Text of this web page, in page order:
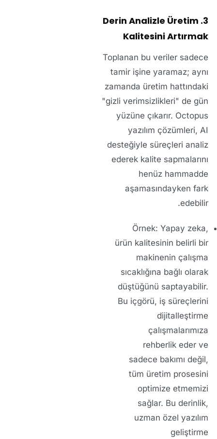
3. Derin Analizle Üretim
Kalitesini Artırmak
Toplanan bu veriler sadece
tamir işine yaramaz; aynı
zamanda üretim hattındaki
"gizli verimsizlikleri" de gün
yüzüne çıkarır. Octopus
yazılım çözümleri, AI
desteğiyle süreçleri analiz
ederek kalite sapmalarını
henüz hammadde
aşamasındayken fark
edebilir.
Örnek: Yapay zeka,
ürün kalitesinin belirli bir
makinenin çalışma
sıcaklığına bağlı olarak
düştüğünü saptayabilir.
Bu içgörü, iş süreçlerini
dijitalleştirme
çalışmalarımıza
rehberlik eder ve
sadece bakımı değil,
tüm üretim prosesini
optimize etmemizi
sağlar. Bu derinlik,
uzman özel yazılım
geliştirme